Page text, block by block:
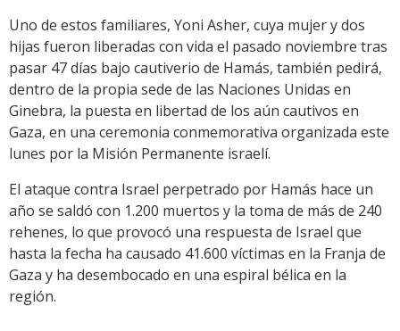
Uno de estos familiares, Yoni Asher, cuya mujer y dos
hijas fueron liberadas con vida el pasado noviembre tras
pasar 47 días bajo cautiverio de Hamás, también pedirá,
dentro de la propia sede de las Naciones Unidas en
Ginebra, la puesta en libertad de los aún cautivos en
Gaza, en una ceremonia conmemorativa organizada este
lunes por la Misión Permanente israelí.
El ataque contra Israel perpetrado por Hamás hace un
año se saldó con 1.200 muertos y la toma de más de 240
rehenes, lo que provocó una respuesta de Israel que
hasta la fecha ha causado 41.600 víctimas en la Franja de
Gaza y ha desembocado en una espiral bélica en la
región.